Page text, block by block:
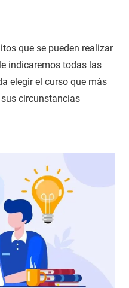
que se pueden realizar
indicaremos todas las
elegir el curso que más
circunstancias